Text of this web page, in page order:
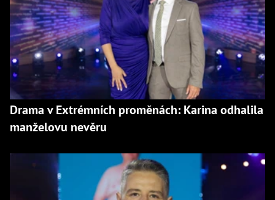
Drama v Extrémních proměnách: Karina odhalila
manželovu nevěru